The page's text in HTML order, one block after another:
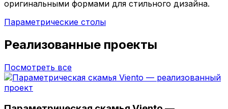
оригинальными формами для стильного дизайна.
Параметрические столы
Реализованные проекты
Посмотреть все